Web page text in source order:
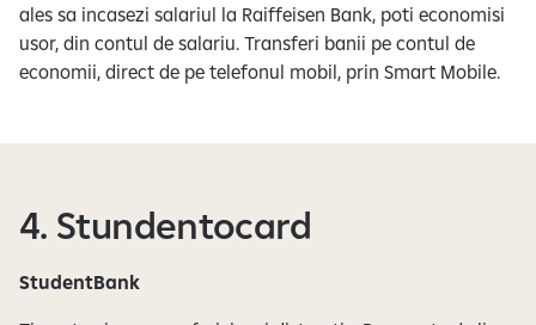
ales sa incasezi salariul la Raiffeisen Bank, poti economisi
usor, din contul de salariu. Transferi banii pe contul de
economii, direct de pe telefonul mobil, prin Smart Mobile.
4. Stundentocard
StudentBank